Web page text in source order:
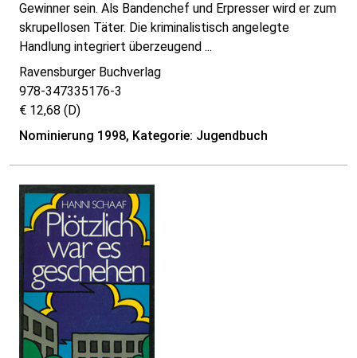
Gewinner sein. Als Bandenchef und Erpresser wird er zum
skrupellosen Täter. Die kriminalistisch angelegte
Handlung integriert überzeugend ...
Ravensburger Buchverlag
978-347335176-3
€ 12,68 (D)
Nominierung 1998, Kategorie: Jugendbuch